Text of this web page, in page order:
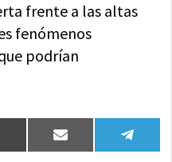
frente a las altas
fenómenos
podrían
Compartir
en
Email
en